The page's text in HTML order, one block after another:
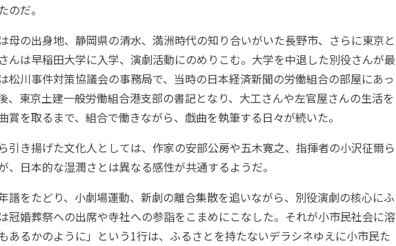
のだ。
母の出身地、静岡県の清水、満洲時代の知り合いがいた長野市、さらに東京と
んは早稲田大学に入学、演劇活動にのめりこむ。大学を中退した別役さんが最
松川事件対策協議会の事務局で、当時の日本経済新聞の労働組合の部屋にあっ
、東京土建一般労働組合港支部の書記となり、大工さんや左官屋さんの生活を
賞を取るまで、組合で働きながら、戯曲を執筆する日々が続いた。
引き揚げた文化人としては、作家の安部公房や五木寛之、指揮者の小沢征爾ら
、日本的な湿潤さとは異なる感性が共通するようだ。
譜をたどり、小劇場運動、新劇の離合集散を追いながら、別役演劇の核心にふ
冠婚葬祭への出席や寺社への参詣をこまめにこなした。それが小市民社会に溶
あるかのように」という1行は、ふるさとを持たないデラシネゆえに小市民た